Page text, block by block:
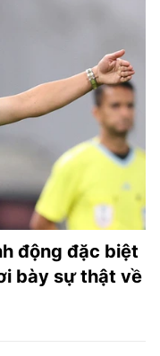
động đặc biệt
bày sự thật về